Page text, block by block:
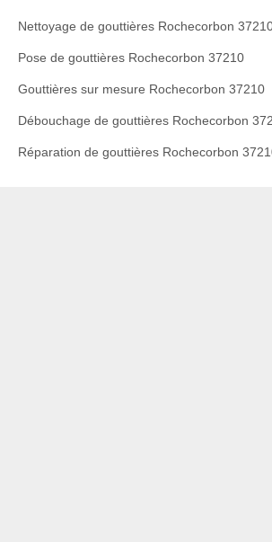
Nettoyage de gouttières Rochecorbon
Pose de gouttières Rochecorbon 37210
Gouttières sur mesure Rochecorbon 37210
Débouchage de gouttières Rochecorbon
Réparation de gouttières Rochecorbon